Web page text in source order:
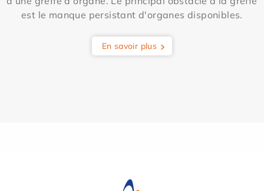
est le manque persistant d'organes disponibles.
En savoir plus